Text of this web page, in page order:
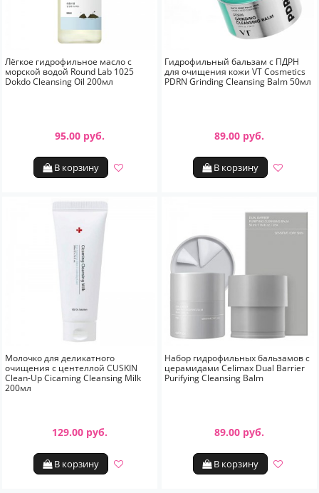
Лёгкое гидрофильное масло с
морской водой Round Lab 1025
Dokdo Cleansing Oil 200мл
95.00 руб.
В корзину
Гидрофильный бальзам с ПДРН
для очищения кожи VT Cosmetics
PDRN Grinding Cleansing Balm 50мл
89.00 руб.
В корзину
Молочко для деликатного
очищения с центеллой CUSKIN
Clean-Up Cicaming Cleansing Milk
200мл
129.00 руб.
В корзину
Набор гидрофильных бальзамов с
церамидами Celimax Dual Barrier
Purifying Cleansing Balm
89.00 руб.
В корзину